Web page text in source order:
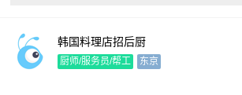
韩国料理店招后厨
厨师/服务员/帮工 东京